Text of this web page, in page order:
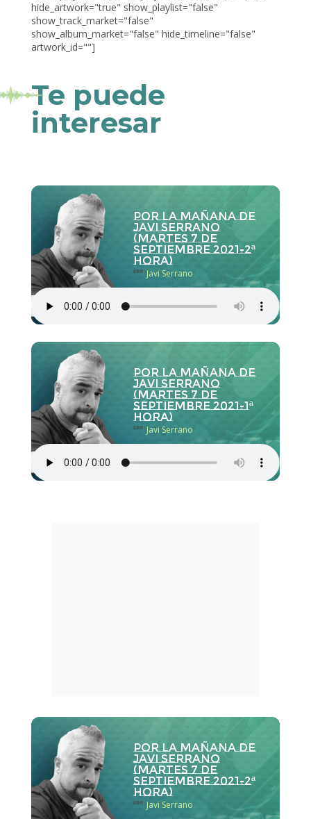
hide_artwork="true" show_playlist="false"
show_track_market="false"
show_album_market="false" hide_timeline="false"
artwork_id=""]
Te puede
interesar
Por la Mañana de
Javi Serrano
(martes 7 de
septiembre 2021-2ª
hora)
con Javi Serrano
Por la Mañana de
Javi Serrano
(martes 7 de
septiembre 2021-1ª
hora)
con Javi Serrano
Por la Mañana de
Javi Serrano
(martes 7 de
septiembre 2021-2ª
hora)
con Javi Serrano